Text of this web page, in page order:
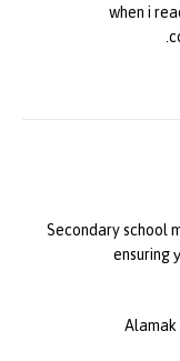
when i
Secondary school
ensuring
Alamak